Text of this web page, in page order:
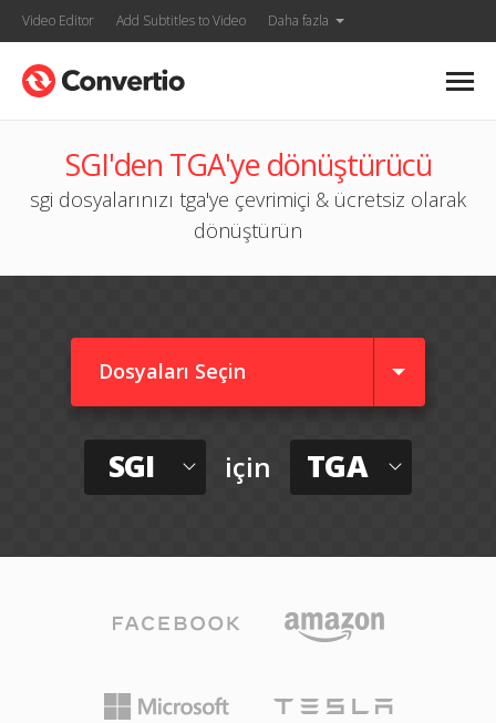
Video Editor Add Subtitles to Video Daha fazla
SGI'den TGA'ye dönüştürücü
sgi dosyalarınızı tga'ye çevrimiçi & ücretsiz olarak
dönüştürün
Dosyaları Seçin
SGI için TGA